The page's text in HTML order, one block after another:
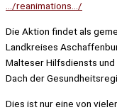
…/reanimations…/
Die Aktion findet als
Landkreises
Malteser Hilfsdiensts und
Dach der
Dies ist nur eine von